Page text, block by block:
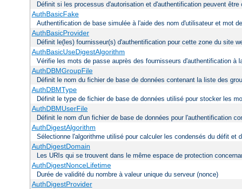
Définit si les processus d'autorisation et d'authentification peuvent
AuthBasicFake
Authentification de base simulée à l'aide des nom d'utilisateur et mot
AuthBasicProvider
Définit le(les) fournisseur(s) d'authentification pour cette zone du site
AuthBasicUseDigestAlgorithm
Vérifie les mots de passe auprès des fournisseurs d'authentification à
AuthDBMGroupFile
Définit le nom du fichier de base de données contenant la liste des
AuthDBMType
Définit le type de fichier de base de données utilisé pour stocker les
AuthDBMUserFile
Définit le nom d'un fichier de base de données pour l'authentification
AuthDigestAlgorithm
Sélectionne l'algorithme utilisé pour calculer les condensés du défit et
AuthDigestDomain
Les URIs qui se trouvent dans le même espace de protection
AuthDigestNonceLifetime
Durée de validité du nombre à valeur unique du serveur (nonce)
AuthDigestProvider